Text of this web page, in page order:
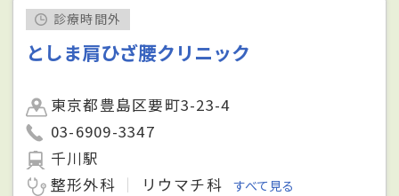
診療時間外
としま肩ひざ腰クリニック
東京都豊島区要町3-23-4
03-6909-3347
千川駅
整形外科
リウマチ科 すべて見る